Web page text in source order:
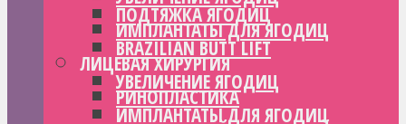
ИМПЛАНТАТЫ ДЛЯ ЯГОДИЦ
ЛИЦЕВАЯ ХИРУРГИЯ
РИНОПЛАСТИКА
ПОДТЯЖКА ЯГОДИЦ
BRAZILIAN BUTT LIFT
УВЕЛИЧЕНИЕ ЯГОДИЦ
ИМПЛАНТАТЫ ДЛЯ ЯГОДИЦ